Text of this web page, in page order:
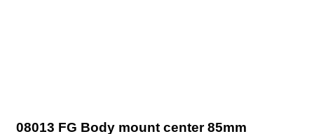
08013 FG Body mount center 85mm